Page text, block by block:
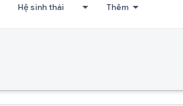
Hệ sinh thái Thêm